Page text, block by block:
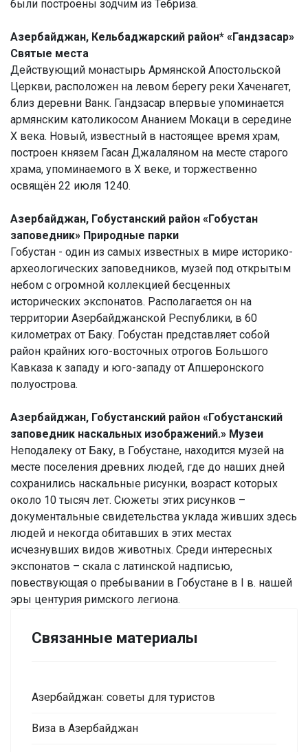
были построены зодчим из Тебриза.
Азербайджан, Кельбаджарский район* «Гандзасар»
Святые места
Действующий монастырь Армянской Апостольской
Церкви, расположен на левом берегу реки Хаченагет,
близ деревни Ванк. Гандзасар впервые упоминается
армянским католикосом Ананием Мокаци в середине
X века. Новый, известный в настоящее время храм,
построен князем Гасан Джалаляном на месте старого
храма, упоминаемого в Х веке, и торжественно
освящён 22 июля 1240.
Азербайджан, Гобустанский район «Гобустан
заповедник» Природные парки
Гобустан - один из самых известных в мире историко-
археологических заповедников, музей под открытым
небом с огромной коллекцией бесценных
исторических экспонатов. Располагается он на
территории Азербайджанской Республики, в 60
километрах от Баку. Гобустан представляет собой
район крайних юго-восточных отрогов Большого
Кавказа к западу и юго-западу от Апшеронского
полуострова.
Азербайджан, Гобустанский район «Гобустанский
заповедник наскальных изображений.» Музеи
Неподалеку от Баку, в Гобустане, находится музей на
месте поселения древних людей, где до наших дней
сохранились наскальные рисунки, возраст которых
около 10 тысяч лет. Сюжеты этих рисунков –
документальные свидетельства уклада живших здесь
людей и некогда обитавших в этих местах
исчезнувших видов животных. Среди интересных
экспонатов – cкала с латинской надписью,
повествующая о пребывании в Гобустане в I в. нашей
эры центурия римского легиона.
Связанные материалы
Азербайджан: советы для туристов
Виза в Азербайджан